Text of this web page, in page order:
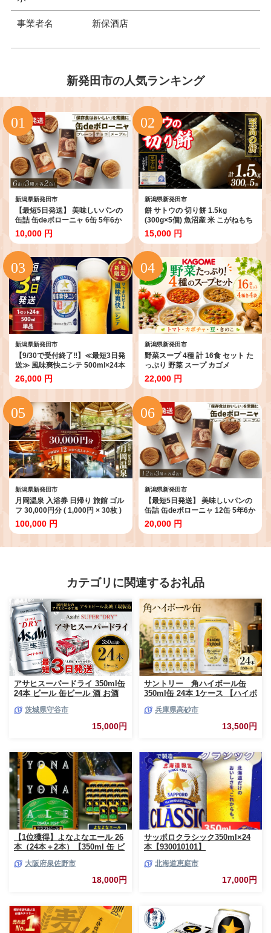
事業者名 新保酒店
新発田市の人気ランキング
新潟県新発田市
【最短5日発送】 美味しいパンの
缶詰 缶deボローニャ 6缶 5年6か
月保存 保存食 非常食 防災食 備蓄
食 防災グッズ パン デニッシュ レ
ジャー アウトドア 海外旅行 キャ
ンプ ボローニャ 缶 セット プレー
ン チョコ メープル 長期保存 J20
10,000 円
新潟県新発田市
餅 サトウの 切り餅 1.5kg
(300g×5個) 魚沼産 米 こがねもち
使用 至高の餅 防災 備蓄 保存食 非
常食 正月 餅 おせち サトウ食品 サ
トウの切り餅 お餅 もち kome 年
末 年始 新年 お雑煮 新潟県 新潟
新発田 J29_02
15,000 円
新潟県新発田市
【9/30で受付終了‼】≪最短3日発
送≫ 風味爽快ニシテ 500ml×24本
ビール 新潟 限定 ビイル サッポロ
ビール サッポロ ご当地 取り寄せ
酒 お酒 さけ sake アルコール ギ
フト プレゼント 贈り物 セット お
土産 人気 おすすめ 新潟県 新発田
市 shinbo006_01
26,000 円
新潟県新発田市
野菜スープ 4種 計 16食 セット た
っぷり 野菜 スープ カゴメ
kagome 野 菜 yasai トマト かぼ
ちゃ やさい ヤサイ 豆 まめ
vegetarian ベジタリアン ギフト
贈答 プレゼント 長期保存 常温 備
蓄 防災 保存食 新潟 新潟県 新発田
J56
22,000 円
新潟県新発田市
月岡温泉 入浴券 日帰り 旅館 ゴル
フ 30,000円分 ( 1,000円 × 30枚 )
宿泊券 旅行券 感謝券 チケット 美
人の湯 温泉 露天風呂 新潟 温泉宿
ット ゴルフ場 体験 リゾート トラ
光 観光地 利用券 国内 新潟県 北陸
100,000 円
新潟県新発田市
【最短5日発送】 美味しいパンの
缶詰 缶deボローニャ 12缶 5年6か
月保存【 保存食 非常食 防災食 備
蓄食 防災グッズ パン デニッシュ
ャンプ ボローニャ 缶 セット プレ
20,000 円
カテゴリに関連するお礼品
アサヒスーパードライ 350ml缶
24本 ビール 缶ビール 酒 お酒
茨城県守谷市
15,000円
サントリー 角ハイボール缶
350ml缶 24本 1ケース 【ハイボ
県 高砂市 ふるさと納税】
兵庫県高砂市
13,500円
【1位獲得】よなよなエール 26
本（24本＋2本）【350ml 缶 ビ
み比べ 晩酌 高評価 家計応援 特
別規格 ヤッホーブルーイング】
大阪府泉佐野市
18,000円
サッポロクラシック350ml×24
本【930010101】
北海道恵庭市
17,000円